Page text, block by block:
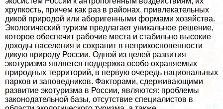
хрупкость, причем как раз в районах, привлекательных
дикой природой или аборигенными формами хозяйства.
Экологический туризм предлагает уникальное решение,
которое обеспечит рабочие места и стабильно высокие
доходы населения и сохранит в неприкосновенности
дикую природу России. Одной из целей развития
экотуризма является поддержка особо охраняемых
природных территорий, в первую очередь национальных
парков и заповедников. Факторами, сдерживающими
развитие экотуризма в России, являются: проблемы
законодательной базы, отсутствие специалистов в